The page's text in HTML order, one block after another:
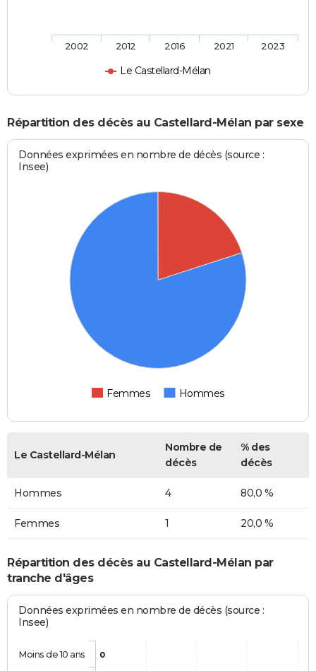
Le Castellard-Mélan
2002 2012 2016 2021 2023
Répartition des décès au Castellard-Mélan par sexe
Données exprimées en nombre de décès (source :
Insee)
Femmes Hommes
Le Castellard-Mélan
Nombre de
décès
% des
décès
Hommes 4 80,0 %
Femmes 1 20,0 %
Répartition des décès au Castellard-Mélan par
tranche d'âges
Données exprimées en nombre de décès (source :
Insee)
0
Moins de 10 ans